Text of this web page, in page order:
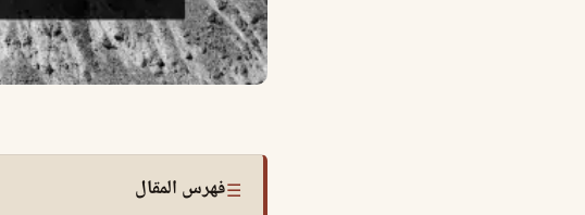
☰فهرس المقال